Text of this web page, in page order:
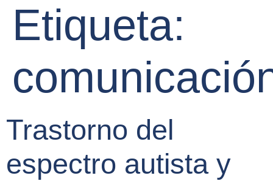
Etiqueta:
Trastorno del
espectro autista y